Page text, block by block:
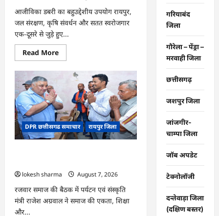
आजीविका डबरी का बहुउद्देशीय उपयोग रायपुर,
जल संरक्षण, कृषि संवर्धन और सतत स्वरोजगार
एक-दूसरे से जुड़े हुए...
Read MoreRead
more
CG
संरक्षण
से
बदला
जीवन
:
धमतरी
के
भोथापारा
आर्थिक
का
नया
आधार
DPR छत्तीसगढ समाचार रायपुर जिला
lokesh sharma
August 7, 2026
रजवार समाज की बैठक में पर्यटन एवं संस्कृति
मंत्री राजेश अग्रवाल ने समाज की एकता, शिक्षा
और...
गरियाबंद
जिला
गौरेला – पेंड्रा –
मरवाही जिला
छत्तीसगढ़
जशपुर जिला
जांजगीर-
चाम्पा जिला
जॉब अपडेट
टेक्नोलॉजी
दन्तेवाड़ा जिला
(दक्षिण बस्तर)